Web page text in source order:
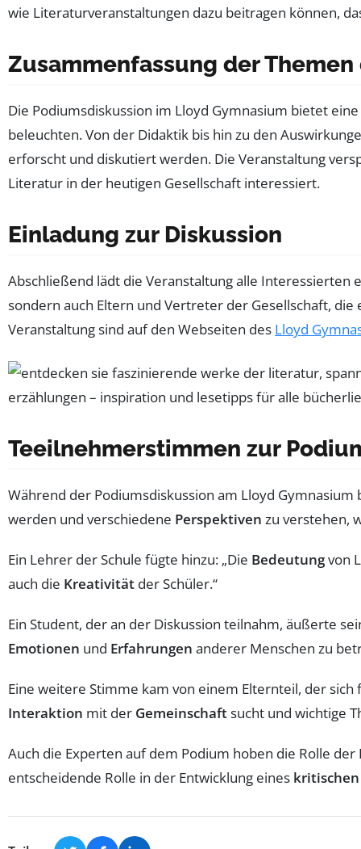
wie Literaturveranstaltungen dazu beitragen können,
Zusammenfassung der
Die Podiumsdiskussion im Lloyd Gymnasium bietet
beleuchten. Von der Didaktik bis hin zu den
erforscht und diskutiert werden. Die Veranstaltung
Literatur in der heutigen Gesellschaft interessiert.
Einladung zur Diskussion
Abschließend lädt die Veranstaltung alle Interessierten
sondern auch Eltern und Vertreter der Gesellschaft,
Veranstaltung sind auf den Webseiten des Lloyd
Teeilnehmerstimmen zur
Während der Podiumsdiskussion am Lloyd
werden und verschiedene Perspektiven zu verstehen,
Ein Lehrer der Schule fügte hinzu: „Die Bedeutungvon
auch die Kreativität der Schüler.“
Ein Student, der an der Diskussion teilnahm, äußerte
Emotionen und Erfahrungen anderer Menschen zu
Eine weitere Stimme kam von einem Elternteil, der
Interaktion mit der Gemeinschaftsucht und wichtige
Auch die Experten auf dem Podium hoben die Rolle
entscheidende Rolle in der Entwicklung eines